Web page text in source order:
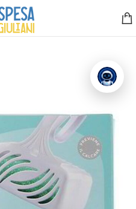
e ti richiamiamo noi